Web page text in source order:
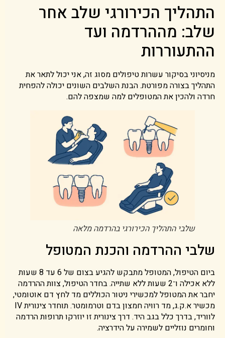
התהליך הכירורגי שלב אחר
שלב: מההרדמה ועד
ההתעוררות
מניסיוני בסיקור עשרות טיפולים מסוג זה, אני יכול לתאר את
התהליך בצורה מפורטת. הבנת השלבים השונים יכולה להפחית
חרדה ולהכין את המטופלים למה שמצפה להם.
שלבי התהליך הכירורגי בהרדמה מלאה
שלבי ההרדמה והכנת המטופל
ביום הטיפול, המטופל מתבקש להגיע בצום של 6 עד 8 שעות
ללא אכילה ו־2 שעות ללא שתייה. בחדר הטיפול, צוות ההרדמה
יחבר את המטופל למכשירי ניטור הכוללים מד לחץ דם אוטומטי,
מכשיר א.ק.ג, מד רוויה חמצון בדם וטרמומטר. תוחדר צינורית IV
לווריד, בדרך כלל בגב היד. דרך צינורית זו יוזרקו תרופות הרדמה
וחומרים נוזליים לשמירה על הידרציה.